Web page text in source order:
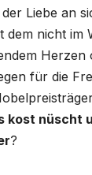
Liebe an
dem nicht im
Herzen
für die
kost nüscht
?